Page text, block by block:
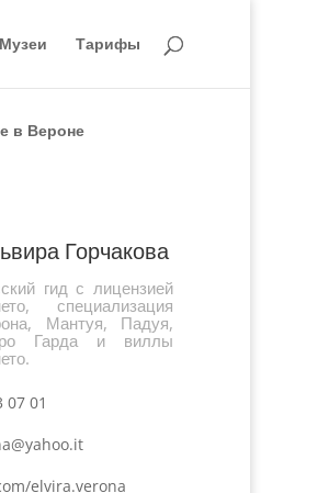
Музеи Тарифы
в Вероне
Горчакова
гид с лицензией
специализация
Мантуя, Падуя,
Гарда и виллы
07 01
elvira.verona